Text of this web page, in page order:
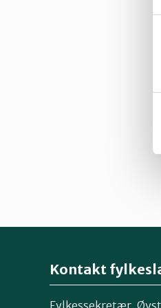
Kontakt
Fylkessekretær,